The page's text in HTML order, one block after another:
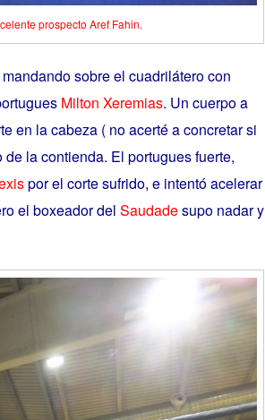
prospecto Aref Fahin.
sobre el cuadrilátero con
Milton Xeremias. Un cuerpo a
en la cabeza ( no acerté a concretar si
la contienda. El portugues fuerte,
por el corte sufrido, e intentó acelerar
el boxeador del Saudadesupo nadar y